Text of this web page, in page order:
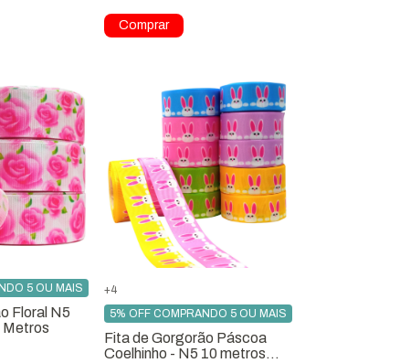
Floral N5
Metros
5 OU MAIS
Fita de Gorgorão Páscoa
Coelhinho - N5 10 metros
5% OFF COMPRANDO 5 OU MAIS
+4